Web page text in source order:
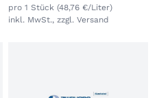
pro 1 Stück (48,76 €/Liter)
inkl. MwSt., zzgl. Versand